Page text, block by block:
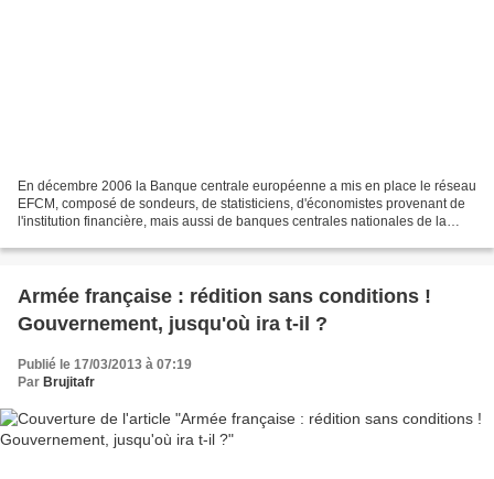
En décembre 2006 la Banque centrale européenne a mis en place le réseau
EFCM, composé de sondeurs, de statisticiens, d'économistes provenant de
l'institution financière, mais aussi de banques centrales nationales de la
Armée française : rédition sans conditions !
Gouvernement, jusqu'où ira t-il ?
Publié le 17/03/2013 à 07:19
Par Brujitafr